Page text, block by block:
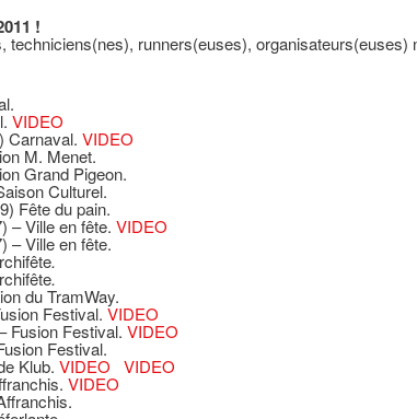
!
techniciens(nes), runners(euses),
VIDEO
Carnaval. VIDEO
M. Menet.
Grand Pigeon.
Culturel.
Fête du pain.
– Ville en fête. VIDEO
– Ville en fête.
.
.
du TramWay.
Festival. VIDEO
Fusion Festival. VIDEO
Festival.
Klub. VIDEO VIDEO
VIDEO